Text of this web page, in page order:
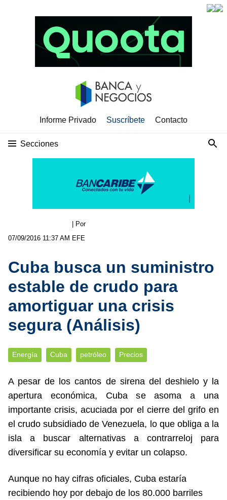
Informe Privado Suscríbete Contacto
Secciones
07/09/2016 11:37 AM
| Por
EFE
Cuba busca un suministro
estable de crudo para
amortiguar una crisis
segura (Análisis)
Energía Cuba petróleo Precios
A pesar de los cantos de sirena del deshielo y la
apertura económica, Cuba se asoma a una
importante crisis, acuciada por el cierre del grifo en
el crudo subsidiado de Venezuela, lo que obliga a la
isla a buscar alternativas a contrarreloj para
diversificar su economía y evitar un colapso.
Aunque no hay cifras oficiales, Cuba estaría
recibiendo hoy por debajo de los 80.000 barriles